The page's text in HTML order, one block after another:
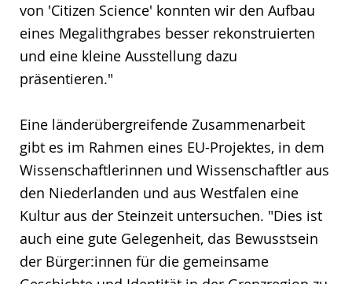
von 'Citizen Science' konnten wir den Aufbau
eines Megalithgrabes besser rekonstruierten
und eine kleine Ausstellung dazu
präsentieren."
Eine länderübergreifende Zusammenarbeit
gibt es im Rahmen eines EU-Projektes, in dem
Wissenschaftlerinnen und Wissenschaftler aus
den Niederlanden und aus Westfalen eine
Kultur aus der Steinzeit untersuchen. "Dies ist
auch eine gute Gelegenheit, das Bewusstsein
der Bürger:innen für die gemeinsame